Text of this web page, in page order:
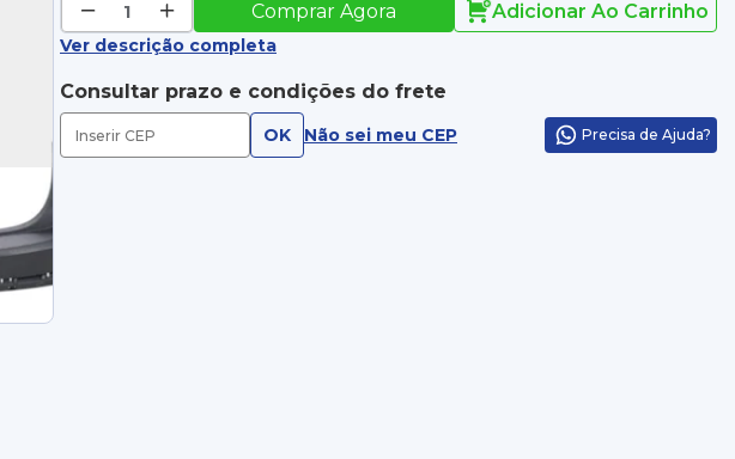
Comprar Agora Adicionar Ao Carrinho
Ver descrição completa
Consultar prazo e condições do frete
OK Não sei meu CEP Precisa de Ajuda?